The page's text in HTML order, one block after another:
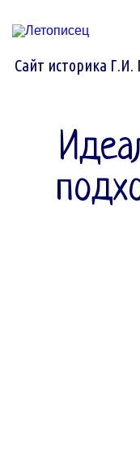
Сайт историка Г.И.